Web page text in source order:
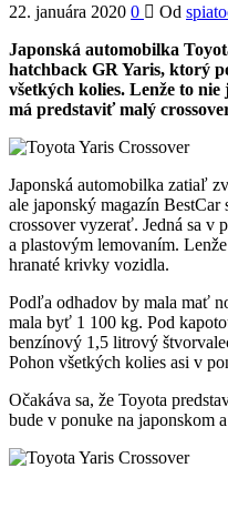
22. januára 2020 0 Od
Japonská automobilka
hatchback GR Yaris, ktorý
všetkých kolies. Lenže to
má predstaviť malý
Japonská automobilka zatiaľ
ale japonský magazín
crossover vyzerať. Jedná sa v
a plastovým lemovaním.
hranaté krivky vozidla.
Podľa odhadov by mala mať
mala byť 1 100 kg. Pod
benzínový 1,5 litrový
Pohon všetkých kolies asi v
Očakáva sa, že Toyota
bude v ponuke na japonskom